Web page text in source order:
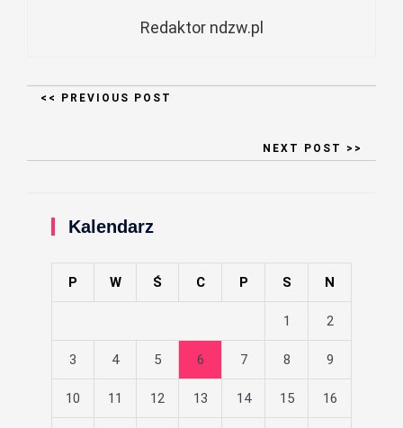
Redaktor ndzw.pl
<< PREVIOUS POST
NEXT POST >>
Kalendarz
P W Ś C P S N
1 2
3 4 5 6 7 8 9
10 11 12 13 14 15 16